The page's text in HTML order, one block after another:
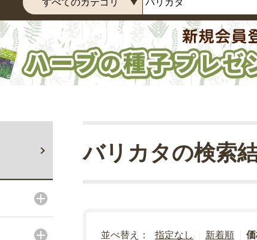
バリカタの検索
並べ替え： 指定なし 新着順